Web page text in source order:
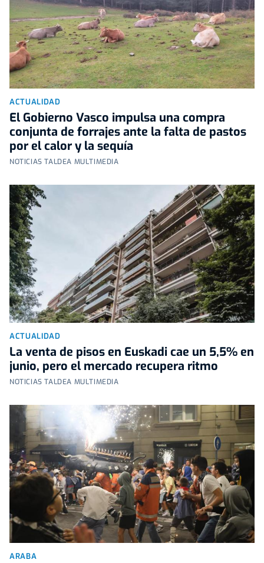
ACTUALIDAD
El Gobierno Vasco impulsa una compra
conjunta de forrajes ante la falta de pastos
por el calor y la sequía
NOTICIAS TALDEA MULTIMEDIA
ACTUALIDAD
La venta de pisos en Euskadi cae un 5,5% en
junio, pero el mercado recupera ritmo
NOTICIAS TALDEA MULTIMEDIA
ARABA